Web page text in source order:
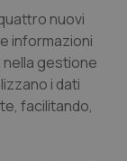
nuovi
informazioni
gestione
i dati
facilitando,